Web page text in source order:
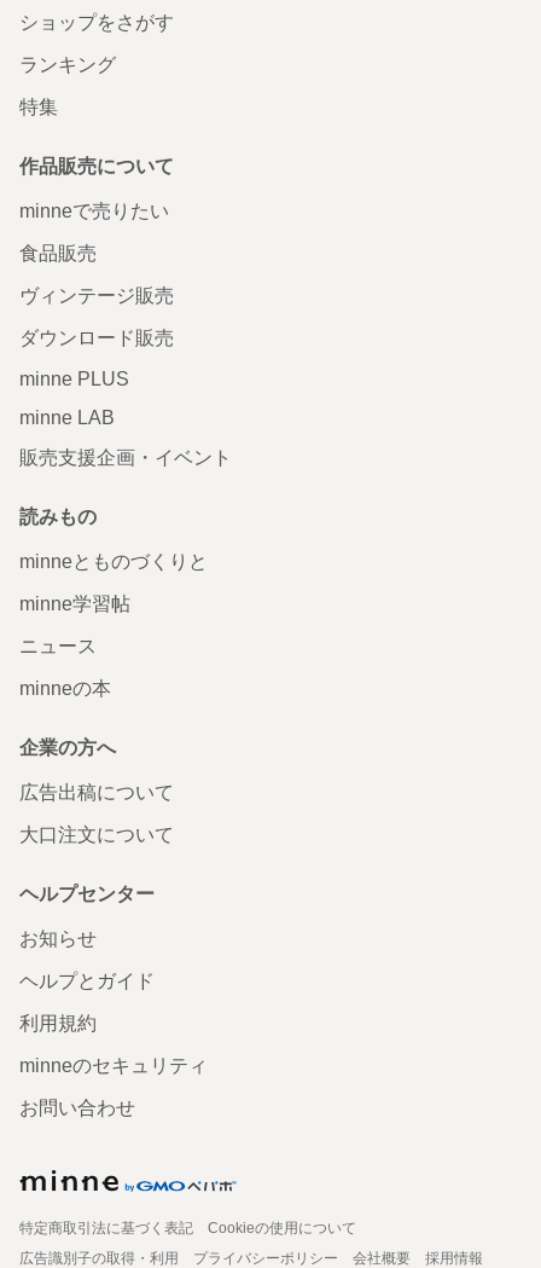
ショップをさがす
ランキング
特集
作品販売について
minneで売りたい
食品販売
ヴィンテージ販売
ダウンロード販売
minne PLUS
minne LAB
販売支援企画・イベント
読みもの
minneとものづくりと
minne学習帖
ニュース
minneの本
企業の方へ
広告出稿について
大口注文について
ヘルプセンター
お知らせ
ヘルプとガイド
利用規約
minneのセキュリティ
お問い合わせ
特定商取引法に基づく表記
Cookieの使用について
広告識別子の取得・利用
プライバシーポリシー 会社概要
採用情報